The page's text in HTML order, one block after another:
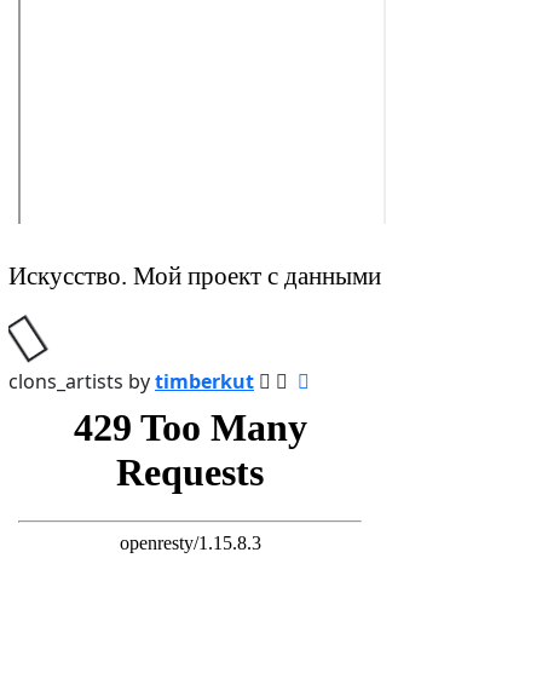
Искусство. Мой проект с данными